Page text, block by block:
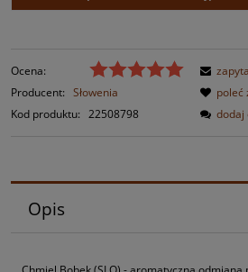
Ocena:
Producent: Słowenia
Kod produktu: 22508798
poleć
dodaj
Opis